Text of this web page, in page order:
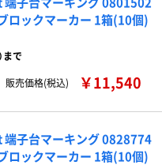
ロックマーカー 1箱(10個)
まで
販売価格(税込)
￥11,540
子台マーキング 0828774
ロックマーカー 1箱(10個)